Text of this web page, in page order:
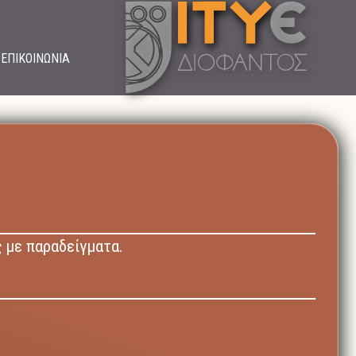
ΕΠΙΚΟΙΝΩΝΙΑ
παραδείγματα.